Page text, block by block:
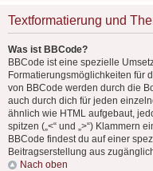
Textformatierung und
Was ist BBCode?
BBCode ist eine spezielle
Formatierungsmöglichkeiten für
von BBCode werden durch die
auch durch dich für jeden
ähnlich wie HTML aufgebaut,
spitzen („<“ und „>“) Klammern
BBCode findest du auf einer
Beitragserstellung aus
Nach oben